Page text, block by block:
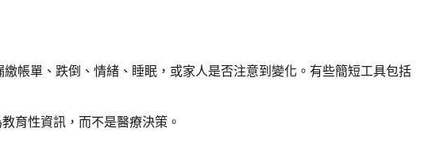
帳單、跌倒、情緒、睡眠，或家人是否注意到變化。有些簡短工具包括
育性資訊，而不是醫療決策。